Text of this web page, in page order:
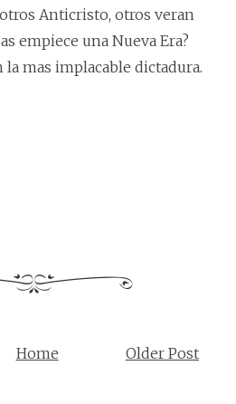
Anticristo, otros veran
empiece una Nueva Era?
la mas implacable dictadura.
Older Post
Home